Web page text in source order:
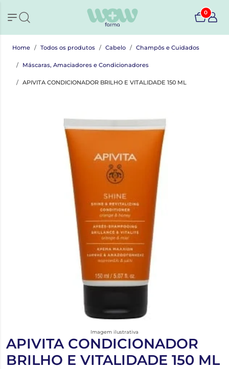
0
Home Todos os produtos Cabelo Champôs e Cuidados
Máscaras, Amaciadores e Condicionadores
APIVITA CONDICIONADOR BRILHO E VITALIDADE 150 ML
Imagem ilustrativa
APIVITA CONDICIONADOR
BRILHO E VITALIDADE 150 ML